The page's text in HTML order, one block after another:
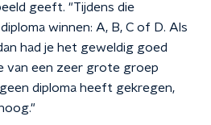
geeft. "Tijdens die
winnen: A, B, C of D. Als
had je het geweldig goed
van een zeer grote groep
diploma heeft gekregen,